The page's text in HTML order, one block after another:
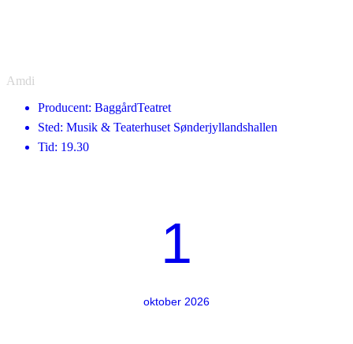
Amdi
Producent: BaggårdTeatret
Sted: Musik & Teaterhuset Sønderjyllandshallen
Tid: 19.30
1
oktober 2026